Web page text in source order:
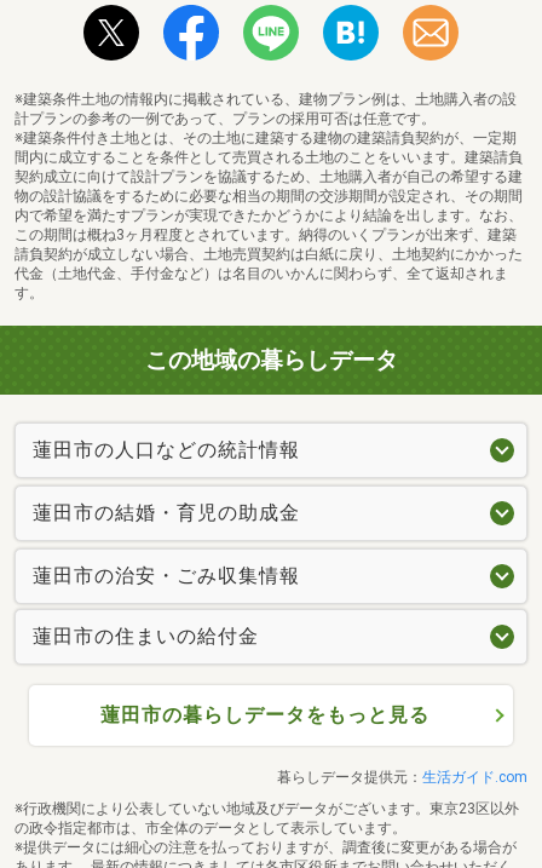
4）手付金保証サービス
5）火災保険・引越費用などの優待あります
6）キッズコーナー、DVD鑑賞のご用意あります
■お問い合せ先
電話 ０１２０―８５４―３７３
※建築条件土地の情報内に掲載されている、建物プラン例は、土地購入者の設
計プランの参考の一例であって、プランの採用可否は任意です。
※建築条件付き土地とは、その土地に建築する建物の建築請負契約が、一定期
間内に成立することを条件として売買される土地のことをいいます。建築請負
契約成立に向けて設計プランを協議するため、土地購入者が自己の希望する建
物の設計協議をするために必要な相当の期間の交渉期間が設定され、その期間
内で希望を満たすプランが実現できたかどうかにより結論を出します。なお、
この期間は概ね3ヶ月程度とされています。納得のいくプランが出来ず、建築
請負契約が成立しない場合、土地売買契約は白紙に戻り、土地契約にかかった
代金（土地代金、手付金など）は名目のいかんに関わらず、全て返却されま
す。
この地域の暮らしデータ
蓮田市の人口などの統計情報
蓮田市の結婚・育児の助成金
蓮田市の治安・ごみ収集情報
蓮田市の住まいの給付金
蓮田市の暮らしデータをもっと見る
暮らしデータ提供元： 生活ガイド.com
※行政機関により公表していない地域及びデータがございます。東京23区以外
の政令指定都市は、市全体のデータとして表示しています。
※提供データには細心の注意を払っておりますが、調査後に変更がある場合が